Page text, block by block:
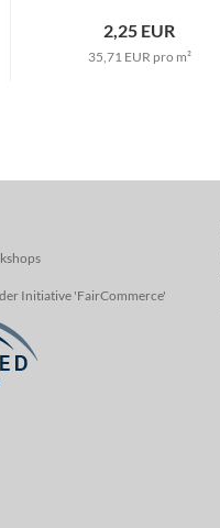
2,25 EUR
35,71 EUR pro m²
Initiative 'FairCommerce'